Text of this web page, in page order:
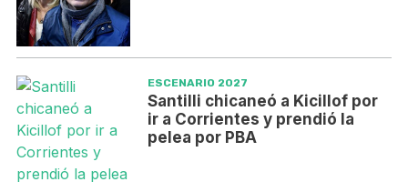
ESCENARIO 2027
Santilli chicaneó a Kicillof por
ir a Corrientes y prendió la
pelea por PBA